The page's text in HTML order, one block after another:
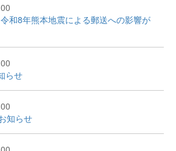
和8年熊本地震による郵送への影響が
らせ
知らせ